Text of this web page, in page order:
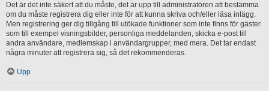
Det är det inte säkert att du måste, det är upp till administratören att bestämma
om du måste registrera dig eller inte för att kunna skriva och/eller läsa inlägg.
Men registrering ger dig tillgång till utökade funktioner som inte finns för gäster
som till exempel visningsbilder, personliga meddelanden, skicka e-post till
andra användare, medlemskap i användargrupper, med mera. Det tar endast
några minuter att registrera sig, så det rekommenderas.
Upp